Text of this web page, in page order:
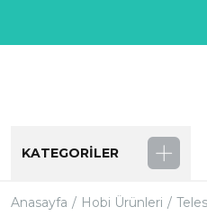
KATEGORİLER
Anasayfa Hobi Ürünleri